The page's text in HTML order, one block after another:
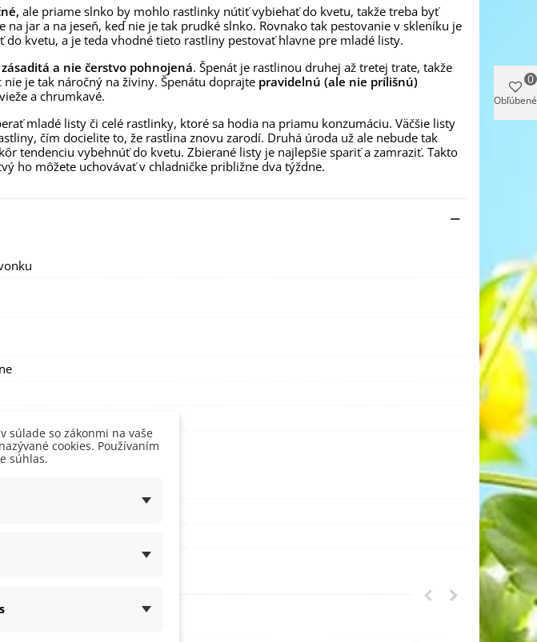
ale priame slnko by mohlo rastlinky nútiť vybiehať do kvetu, takže treba byť
na jar a na jeseň, keď nie je tak prudké slnko. Rovnako tak pestovanie v skleníku je
kvetu, a je teda vhodné tieto rastliny pestovať hlavne pre mladé listy.
a nie čerstvo pohnojená. Špenát je rastlinou druhej až tretej trate, takže
je tak náročný na živiny. Špenátu doprajte pravidelnú (ale nie prílišnú)
a chrumkavé.
mladé listy či celé rastlinky, ktoré sa hodia na priamu konzumáciu. Väčšie listy
čím docielite to, že rastlina znovu zarodí. Druhá úroda už ale nebude tak
tendenciu vybehnúť do kvetu. Zbierané listy je najlepšie spariť a zamraziť. Takto
ho môžete uchovávať v chladničke približne dva týždne.
Obľúbené
0
súlade so zákonmi na vaše
cookies. Používaním
súhlas.